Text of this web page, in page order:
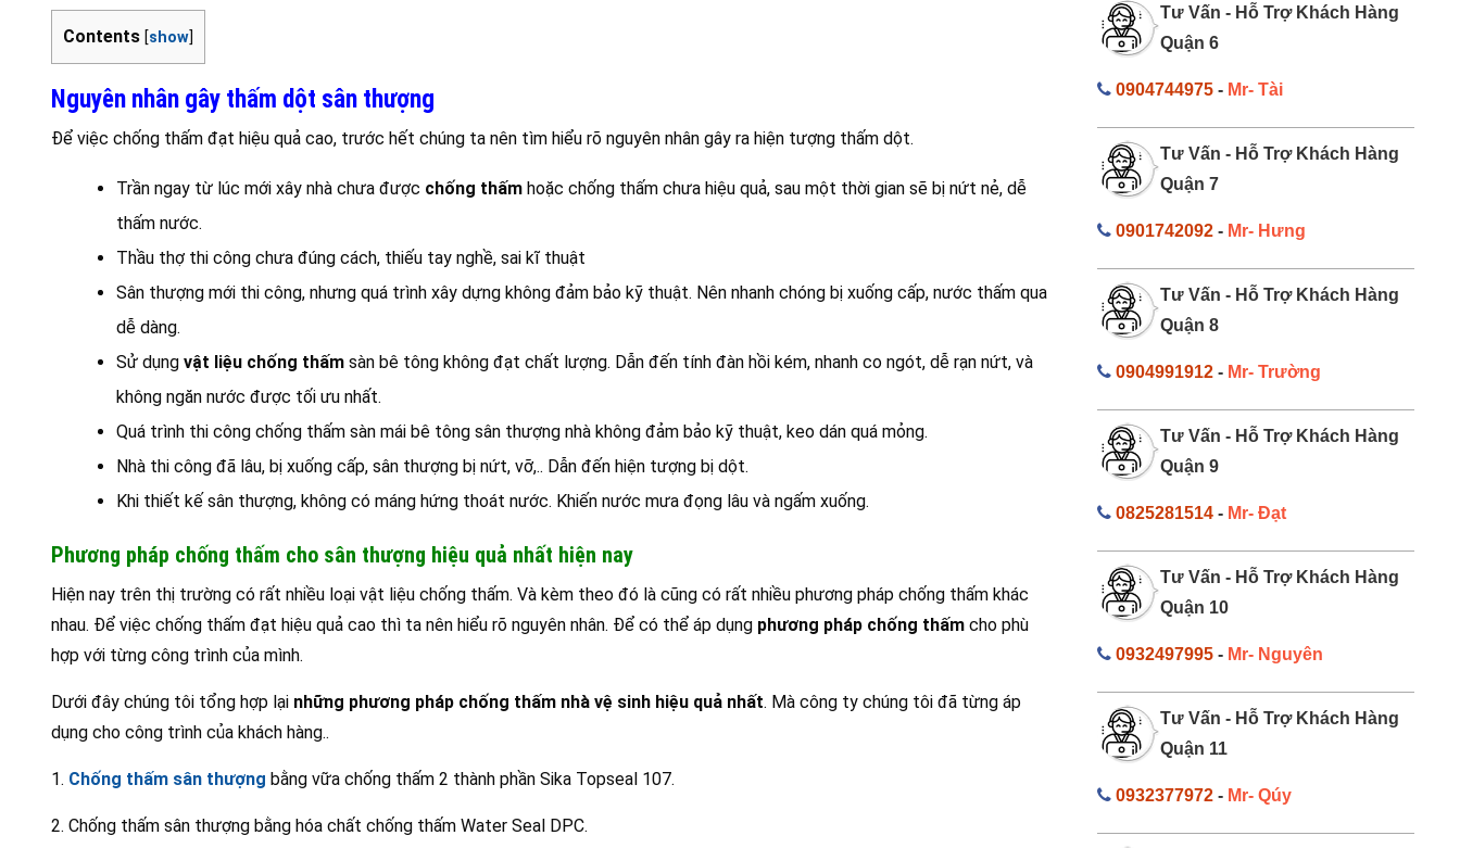
Contents [show]
Nguyên nhân gây thấm dột sân thượng
Để việc chống thấm đạt hiệu quả cao, trước hết chúng ta nên tìm hiểu rõ nguyên nhân gây ra hiện tượng thấm dột.
Trần ngay từ lúc mới xây nhà chưa được chống thấm hoặc chống thấm chưa hiệu quả, sau một thời gian sẽ bị nứt nẻ, dễ
thấm nước.
Thầu thợ thi công chưa đúng cách, thiếu tay nghề, sai kĩ thuật
Sân thượng mới thi công, nhưng quá trình xây dựng không đảm bảo kỹ thuật. Nên nhanh chóng bị xuống cấp, nước thấm qua
dễ dàng.
Sử dụng vật liệu chống thấm sàn bê tông không đạt chất lượng. Dẫn đến tính đàn hồi kém, nhanh co ngót, dễ rạn nứt, và
không ngăn nước được tối ưu nhất.
Quá trình thi công chống thấm sàn mái bê tông sân thượng nhà không đảm bảo kỹ thuật, keo dán quá mỏng.
Nhà thi công đã lâu, bị xuống cấp, sân thượng bị nứt, vỡ,.. Dẫn đến hiện tượng bị dột.
Khi thiết kế sân thượng, không có máng hứng thoát nước. Khiến nước mưa đọng lâu và ngấm xuống.
Phương pháp chống thấm cho sân thượng hiệu quả nhất hiện nay
Hiện nay trên thị trường có rất nhiều loại vật liệu chống thấm. Và kèm theo đó là cũng có rất nhiều phương pháp chống thấm khác
nhau. Để việc chống thấm đạt hiệu quả cao thì ta nên hiểu rõ nguyên nhân. Để có thể áp dụng phương pháp chống thấm cho phù
hợp với từng công trình của mình.
Dưới đây chúng tôi tổng hợp lại những phương pháp chống thấm nhà vệ sinh hiệu quả nhất. Mà công ty chúng tôi đã từng áp
dụng cho công trình của khách hàng..
1. Chống thấm sân thượng bằng vữa chống thấm 2 thành phần Sika Topseal 107.
2. Chống thấm sân thượng bằng hóa chất chống thấm Water Seal DPC.
Tư Vấn - Hỗ Trợ Khách Hàng
Quận 6
0904744975- Mr- Tài
Tư Vấn - Hỗ Trợ Khách Hàng
Quận 7
0901742092- Mr- Hưng
Tư Vấn - Hỗ Trợ Khách Hàng
Quận 8
0904991912- Mr- Trường
Tư Vấn - Hỗ Trợ Khách Hàng
Quận 9
0825281514- Mr- Đạt
Tư Vấn - Hỗ Trợ Khách Hàng
Quận 10
0932497995- Mr- Nguyên
Tư Vấn - Hỗ Trợ Khách Hàng
Quận 11
0932377972- Mr- Qúy